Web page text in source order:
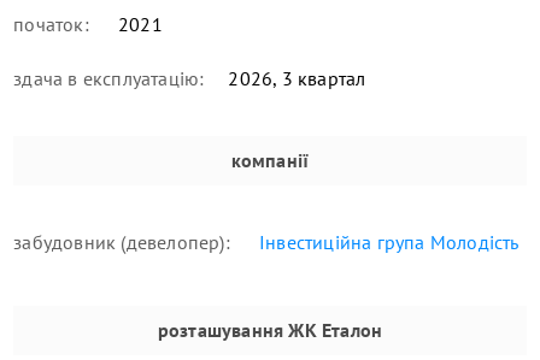
початок: 2021
здача в експлуатацію: 2026, 3 квартал
компанії
забудовник (девелопер): Інвестиційна група Молодість
розташування ЖК Еталон